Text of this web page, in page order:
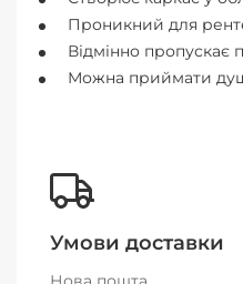
Проникний для
Відмінно пропускає
Можна приймати
Умови доставки